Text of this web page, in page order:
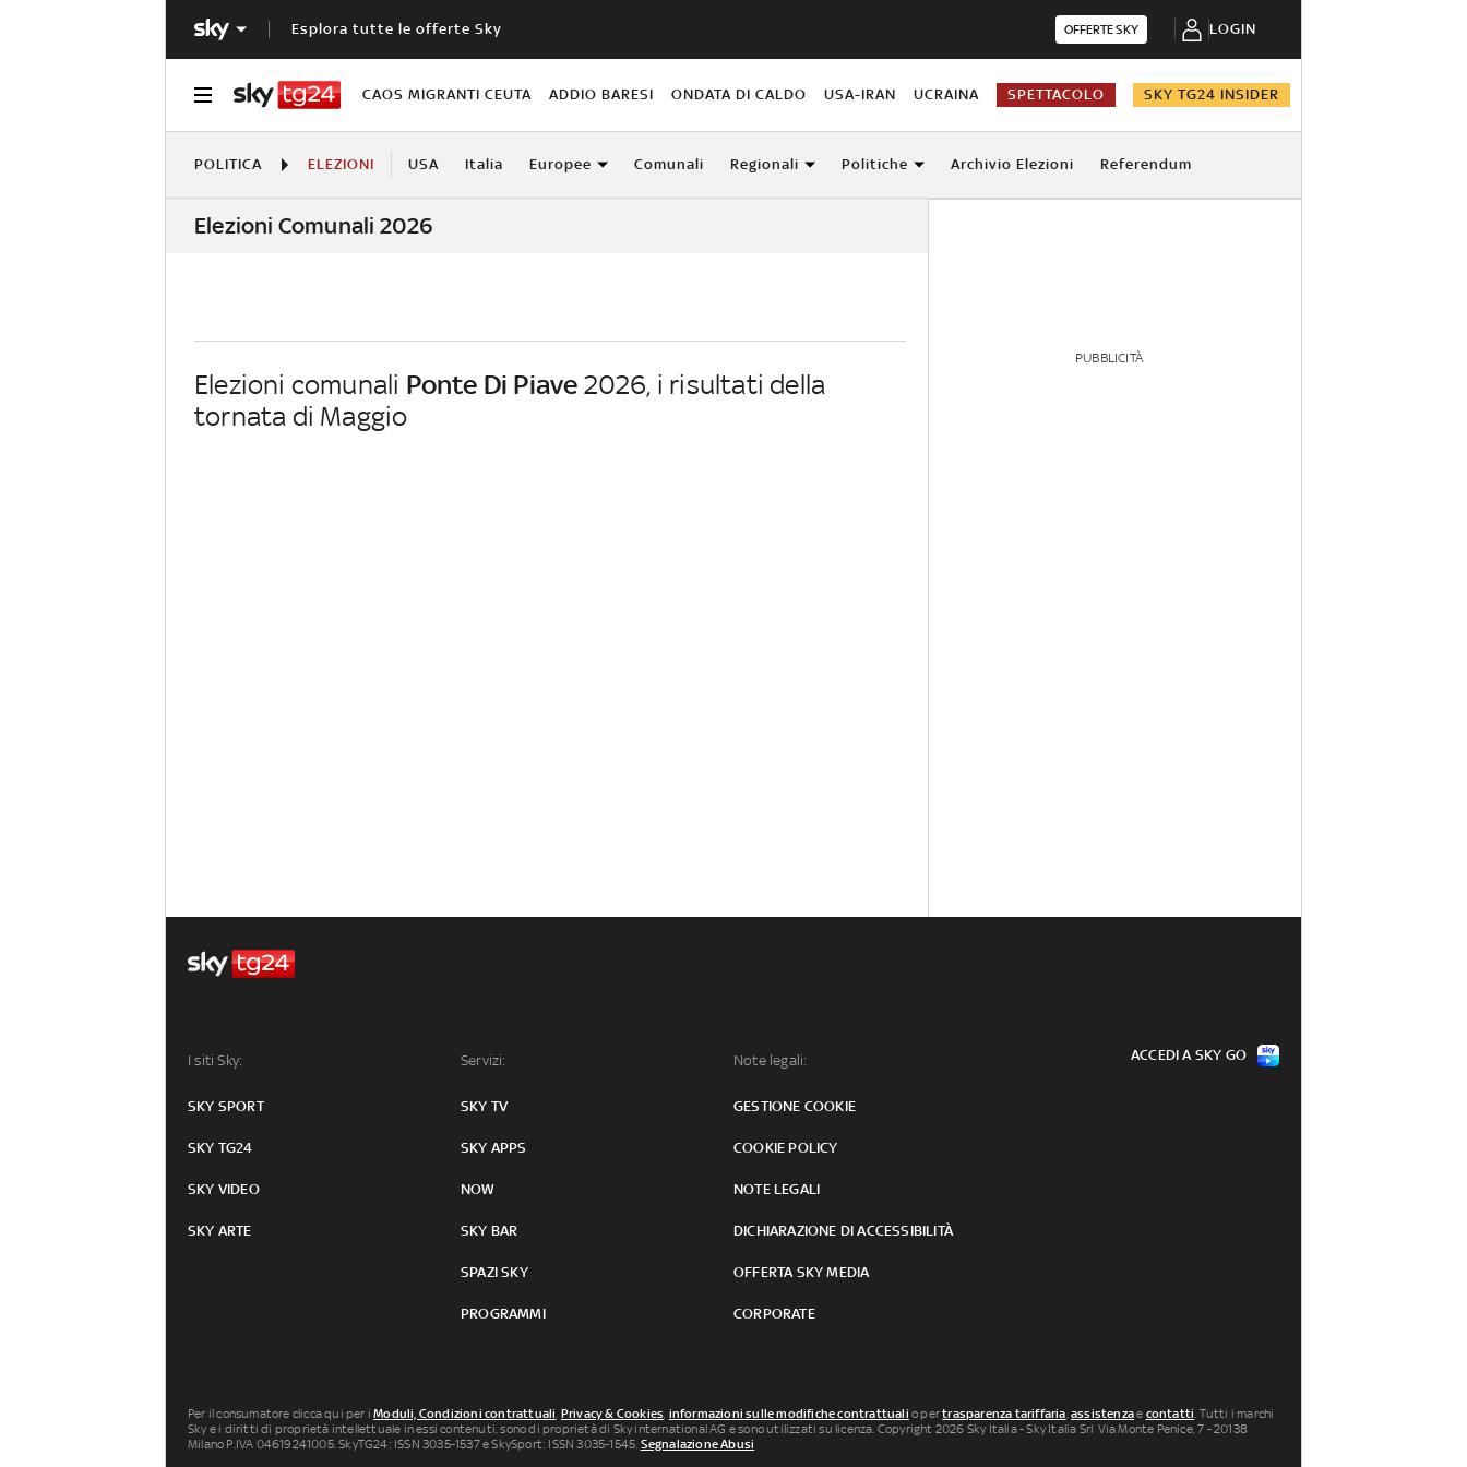
Esplora tutte le offerte Sky OFFERTE SKY LOGIN
CAOS MIGRANTI CEUTA ADDIO BARESI ONDATA DI CALDO USA-IRAN UCRAINA SPETTACOLO SKY TG24 INSIDER
POLITICA ELEZIONI USA Italia Europee Comunali Regionali Politiche Archivio Elezioni Referendum
Elezioni Comunali 2026
Elezioni comunali Ponte Di Piave 2026, i risultati della
tornata di Maggio
PUBBLICITÀ
I siti Sky:
SKY SPORT
SKY TG24
SKY VIDEO
SKY ARTE
Servizi:
SKY TV
SKY APPS
NOW
SKY BAR
SPAZI SKY
PROGRAMMI
Note legali:
GESTIONE COOKIE
COOKIE POLICY
NOTE LEGALI
DICHIARAZIONE DI ACCESSIBILITÀ
OFFERTA SKY MEDIA
CORPORATE
ACCEDI A SKY GO
Per il consumatore clicca qui per iModuli, Condizioni contrattuali, Privacy & Cookies, informazioni sulle modifiche contrattuali o pertrasparenza tariffaria,assistenzae contatti. Tutti i marchi
Sky e i diritti di proprietà intellettuale in essi contenuti, sono di proprietà di Sky international AG e sono utilizzati su licenza. Copyright 2026 Sky Italia - Sky Italia Srl Via Monte Penice, 7 - 20138
Milano P.IVA 04619241005. SkyTG24: ISSN 3035-1537 e SkySport: ISSN 3035-1545. Segnalazione Abusi